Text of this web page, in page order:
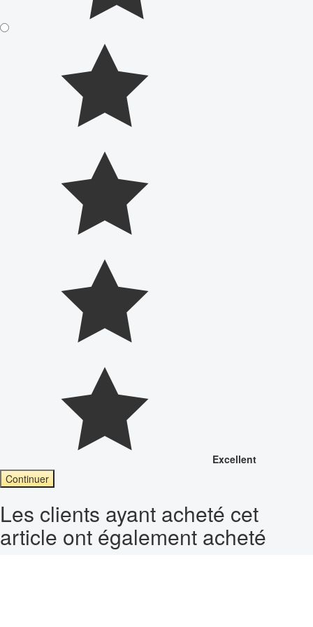
Excellent
Continuer
Les clients ayant acheté cet
article ont également acheté